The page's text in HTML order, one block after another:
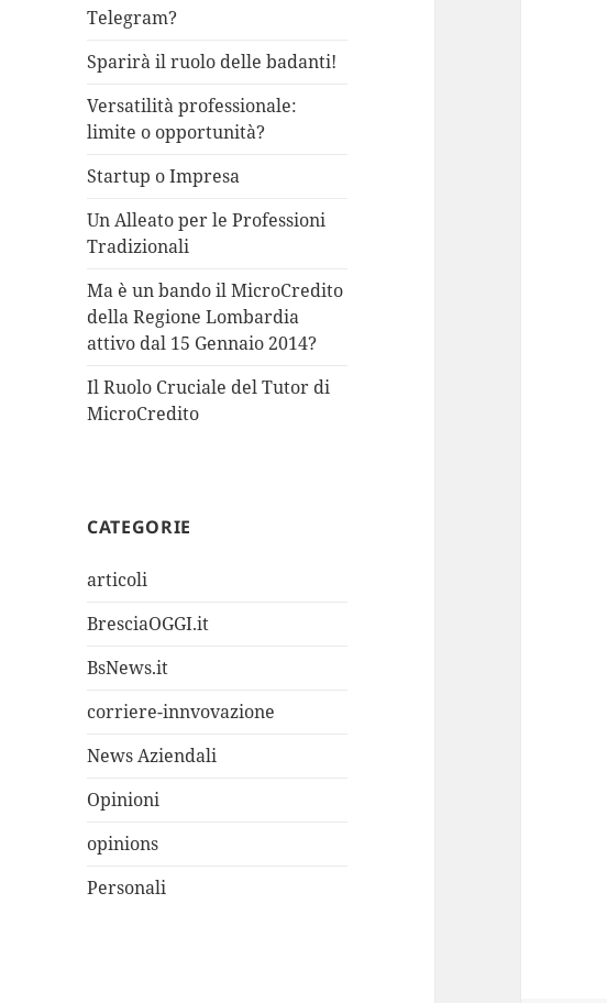
Telegram?
Sparirà il ruolo delle badanti!
Versatilità professionale:
limite o opportunità?
Startup o Impresa
Un Alleato per le Professioni
Tradizionali
Ma è un bando il MicroCredito
della Regione Lombardia
attivo dal 15 Gennaio 2014?
Il Ruolo Cruciale del Tutor di
MicroCredito
CATEGORIE
articoli
BresciaOGGI.it
BsNews.it
corriere-innvovazione
News Aziendali
Opinioni
opinions
Personali